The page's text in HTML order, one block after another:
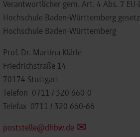
Verantwortlicher gem. Art. 4 Abs. 7
Hochschule Baden-Württemberg
Hochschule Baden-Württemberg
Prof. Dr. Martina Klärle
Friedrichstraße 14
70174 Stuttgart
Telefon 0711 / 320 660-0
Telefax 0711 / 320 660-66
poststelle@dhbw.de